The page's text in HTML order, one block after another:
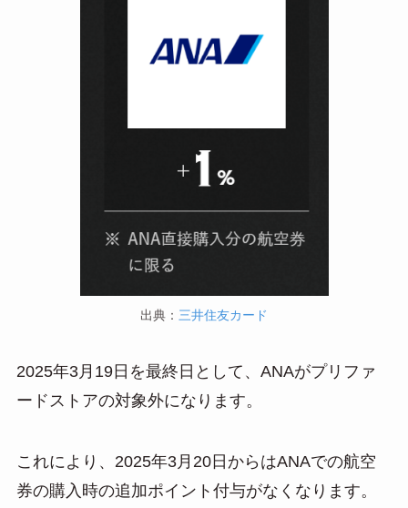
出典： 三井住友カード
2025年3月19日を最終日として、ANAがプリファ
ードストアの対象外になります。
これにより、2025年3月20日からはANAでの航空
券の購入時の追加ポイント付与がなくなります。